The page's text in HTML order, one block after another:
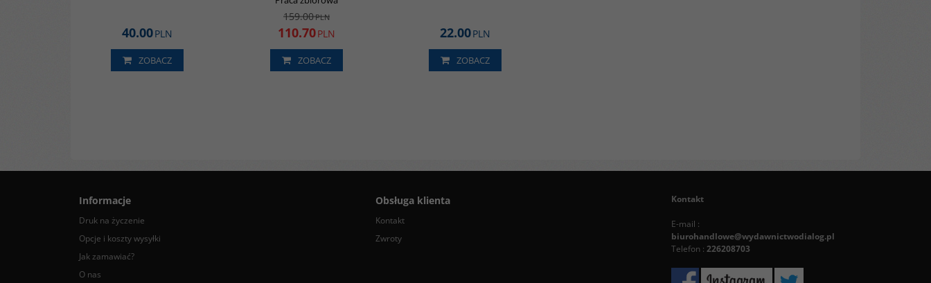
40.00PLN
ZOBACZ
159.00PLN
110.70PLN
ZOBACZ
22.00PLN
ZOBACZ
Informacje
Druk na życzenie
Opcje i koszty wysyłki
Jak zamawiać?
O nas
Obsługa klienta
Kontakt
Zwroty
Kontakt
E-mail :
biurohandlowe@wydawnictwodialog.pl
Telefon : 226208703